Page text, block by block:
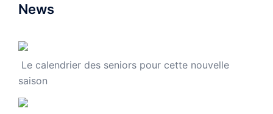
News
Le calendrier des seniors pour cette nouvelle
saison